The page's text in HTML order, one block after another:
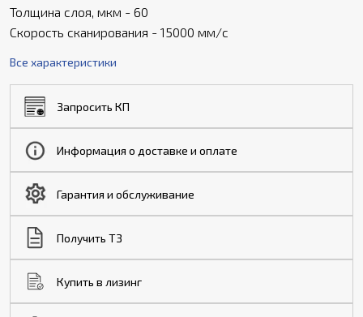
Толщина слоя, мкм - 60
Скорость сканирования - 15000 мм/с
Все характеристики
Запросить КП
Информация о доставке и оплате
Гарантия и обслуживание
Получить ТЗ
Купить в лизинг